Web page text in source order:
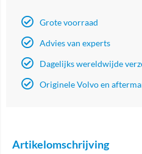
Grote voorraad
Advies van experts
Dagelijks wereldwijde
Originele Volvo en
Artikelomschrijving